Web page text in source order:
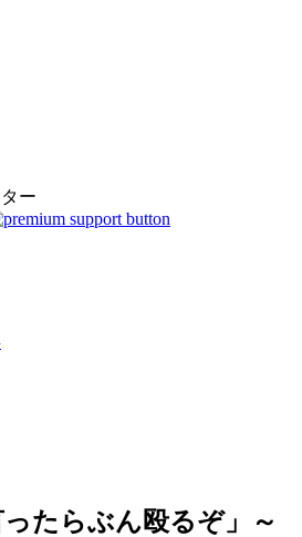
ー
ったらぶん殴るぞ」～